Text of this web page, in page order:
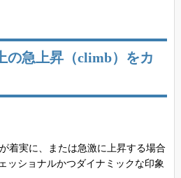
の急上昇（climb）をカ
着実に、または急激に上昇する場合
ッショナルかつダイナミックな印象